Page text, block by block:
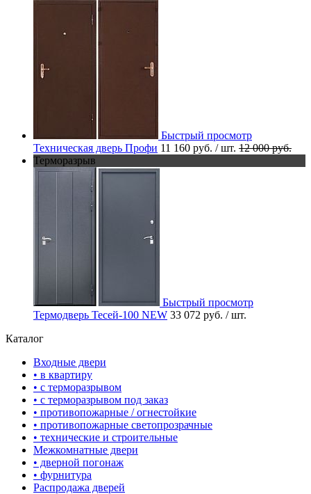
Быстрый просмотр
Техническая дверь Профи 11 160 руб. / шт. 12 000 руб.
Терморазрыв
Быстрый просмотр
Термодверь Тесей-100 NEW 33 072 руб. / шт.
Каталог
Входные двери
• в квартиру
• с терморазрывом
• с терморазрывом под заказ
• противопожарные / огнестойкие
• противопожарные светопрозрачные
• технические и строительные
Межкомнатные двери
• дверной погонаж
• фурнитура
Распродажа дверей